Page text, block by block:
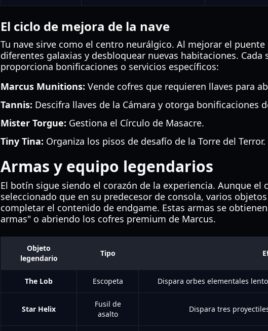
El ciclo de mejora de la nave
Tu nave sirve como el centro neurálgico. Al mejorar el puente
diferentes galaxias y desbloquear nuevas habitaciones. Cada
proporciona bonificaciones o servicios específicos:
Marcus Munitions: Vende cofres que requieren llaves para
Tannis: Descifra llaves de la Cámara y otorga bonificaciones
Mister Torgue: Gestiona el Círculo de Masacre.
Tiny Tina: Organiza los pisos de desafío de la Torre del Terror.
Armas y equipo legendarios
El botín sigue siendo el corazón de la experiencia. Aunque el
seleccionado que en su predecesor de consola, varios
completar el contenido de endgame. Estas armas se
armas" o abriendo los cofres premium de Marcus.
Objeto
legendario
Tipo
The Lob Escopeta Dispara orbes elementales
Star Helix
Fusil de
asalto
Dispara tres